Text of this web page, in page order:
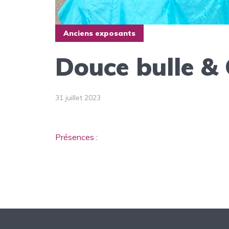
Anciens exposants
Douce bulle &
31 juillet 2023
Présences :